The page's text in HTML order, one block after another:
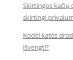
Skirtingos kačių
skirtingi
Kodėl katės
išvengti?